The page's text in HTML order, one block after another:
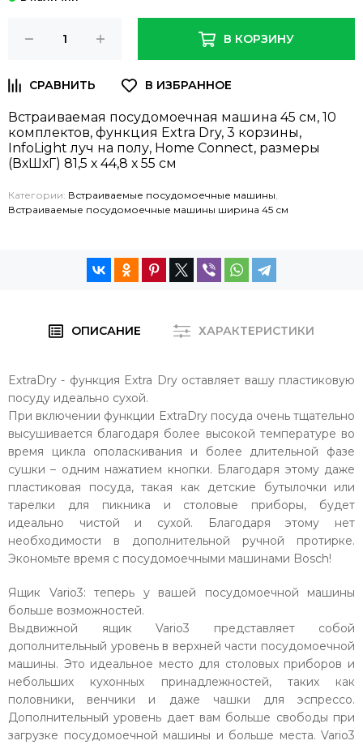
В КОРЗИНУ
Встраиваемая посудомоечная машина 45 см, 10
комплектов, функция Extra Dry, 3 корзины,
InfoLight луч на полу, Home Connect, размеры
(ВхШхГ) 81,5 х 44,8 х 55 см
Категории: Встраиваемые посудомоечные машины,
Встраиваемые посудомоечные машины ширина 45 см
ОПИСАНИЕ ХАРАКТЕРИСТИКИ
ExtraDry - функция Extra Dry оставляет вашу пластиковую
посуду идеально сухой.
При включении функции ExtraDry посуда очень тщательно
высушивается благодаря более высокой температуре во
время цикла ополаскивания и более длительной фазе
сушки – одним нажатием кнопки. Благодаря этому даже
пластиковая посуда, такая как детские бутылочки или
тарелки для пикника и столовые приборы, будет
идеально чистой и сухой. Благодаря этому нет
необходимости в дополнительной ручной протирке.
Экономьте время с посудомоечными машинами Bosch!
Ящик Vario3: теперь у вашей посудомоечной машины
больше возможностей.
Выдвижной ящик Vario3 представляет собой
дополнительный уровень в верхней части посудомоечной
машины. Это идеальное место для столовых приборов и
небольших кухонных принадлежностей, таких как
половники, венчики и даже чашки для эспрессо.
Дополнительный уровень дает вам больше свободы при
загрузке посудомоечной машины и больше места. Vario3